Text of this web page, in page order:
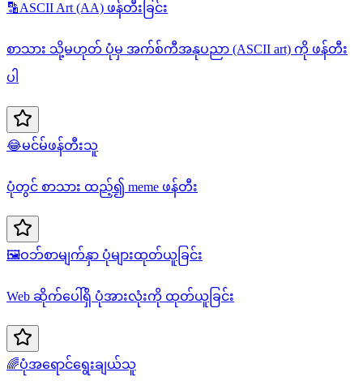
🔡ASCII Art (AA) ဖန်တီးခြင်း
စာသား သို့မဟုတ် ပုံမှ အက်စ်ကီအနုပညာ (ASCII art) ကို ဖန်တီး
ပါ
😂မင်မ်ဖန်တီးသူ
ပုံတွင် စာသား ထည့်၍ meme ဖန်တီး
🖼️ဝဘ်စာမျက်နှာ ပုံများထုတ်ယူခြင်း
Web ဆိုက်ပေါ်ရှိ ပုံအားလုံးကို ထုတ်ယူခြင်း
🌈ပုံအရောင်ရွေးချယ်သူ